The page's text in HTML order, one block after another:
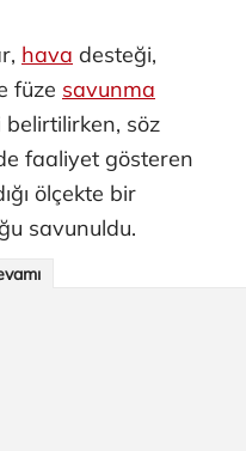
hava desteği,
füze savunma
söz
faaliyet gösteren
ölçekte bir
savunuldu.